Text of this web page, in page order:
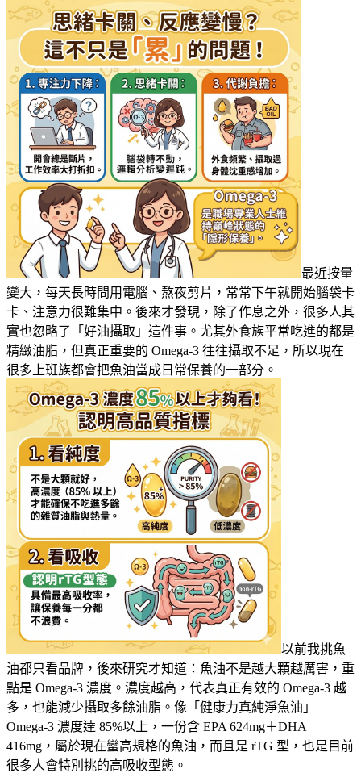
最近按量
變大，每天長時間用電腦、熬夜剪片，常常下午就開始腦袋卡
卡、注意力很難集中。後來才發現，除了作息之外，很多人其
實也忽略了「好油攝取」這件事。尤其外食族平常吃進的都是
精緻油脂，但真正重要的 Omega-3 往往攝取不足，所以現在
很多上班族都會把魚油當成日常保養的一部分。
以前我挑魚
油都只看品牌，後來研究才知道：魚油不是越大顆越厲害，重
點是 Omega-3 濃度。濃度越高，代表真正有效的 Omega-3 越
多，也能減少攝取多餘油脂。像「健康力真純淨魚油」
Omega-3 濃度達 85%以上，一份含 EPA 624mg＋DHA
416mg，屬於現在蠻高規格的魚油，而且是 rTG 型，也是目前
很多人會特別挑的高吸收型態。